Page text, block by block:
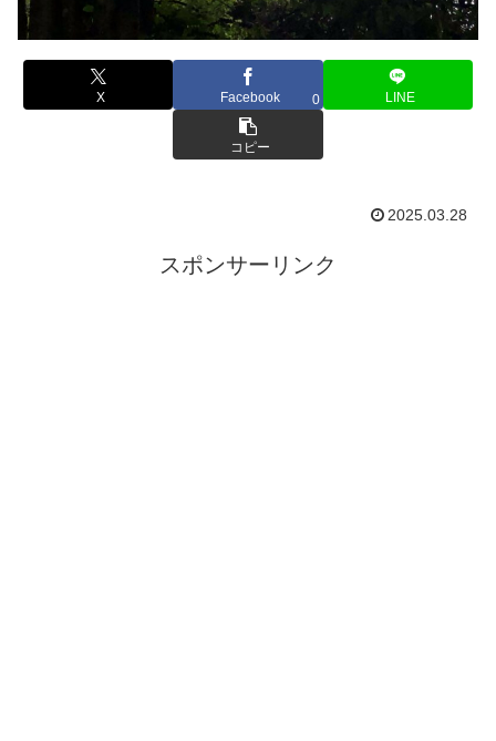
X Facebook 0 LINE
コピー
2025.03.28
スポンサーリンク